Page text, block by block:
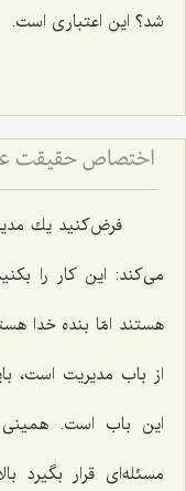
شد؟ این اعتباری است.
اختصاص حقیقت
فرض‌كنید یك
می‌كند: این كار را
هستند امّا بنده خدا
از باب مدیریت است،
این باب است. همینی
مسئله‌ای قرار بگیرد